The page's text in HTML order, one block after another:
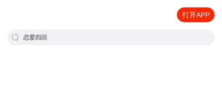
打开APP
恋爱四回